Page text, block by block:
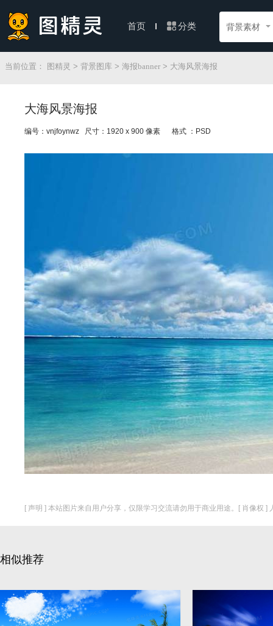
首页 分类 背景素材
当前位置： 图精灵 > 背景图库 > 海报banner > 大海风景海报
大海风景海报
编号：vnjfoynwz 尺寸：1920 x 900 像素 格式 ：PSD
[ 声明 ] 本站图片来自用户分享，仅限学习交流请勿用于商业用途。[ 肖像权 ]
相似推荐